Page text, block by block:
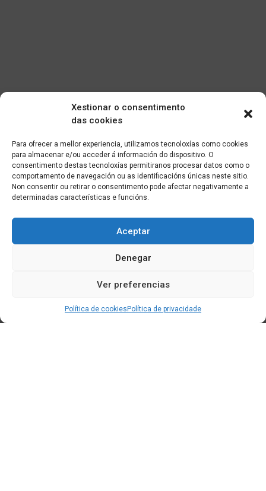
Xestionar o consentimento
das cookies
Para ofrecer a mellor experiencia, utilizamos tecnoloxías como cookies
para almacenar e/ou acceder á información do dispositivo. O
consentimento destas tecnoloxías permitiranos procesar datos como o
comportamento de navegación ou as identificacións únicas neste sitio.
Non consentir ou retirar o consentimento pode afectar negativamente a
determinadas características e funcións.
Aceptar
Denegar
Ver preferencias
Política de cookies Política de privacidade